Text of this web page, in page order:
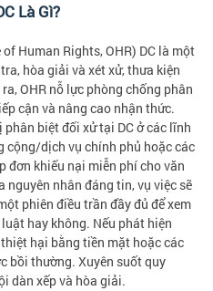
Là Gì?
Human Rights, OHR) DC là một
hòa giải và xét xử, thưa kiện
OHR nỗ lực phòng chống phân
cận và nâng cao nhận thức.
biệt đối xử tại DC ở các lĩnh
cộng/dịch vụ chính phủ hoặc các
đơn khiếu nại miễn phí cho văn
nguyên nhân đáng tin, vụ việc sẽ
phiên điều trần đầy đủ để xem
hay không. Nếu phát hiện
hại bằng tiền mặt hoặc các
bồi thường. Xuyên suốt quy
dàn xếp và hòa giải.